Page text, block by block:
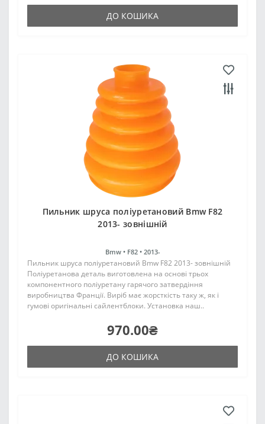
ДО КОШИКА
Пильник шруса поліуретановий Bmw F82
2013- зовнішній
Bmw • F82 • 2013-
Пильник шруса поліуретановий Bmw F82 2013- зовнішній
Поліуретанова деталь виготовлена на основі трьох
компонентного поліуретану гарячого затвердіння
виробництва Франції. Виріб має жорсткість таку ж, як і
гумові оригінальні сайлентблоки. Установка наш..
970.00₴
ДО КОШИКА